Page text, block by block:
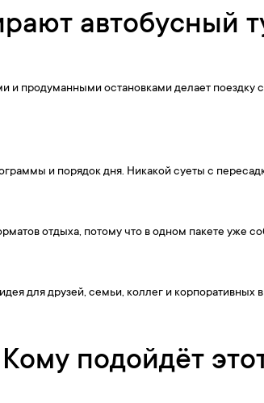
автобусный
и продуманными остановками делает
и порядок дня. Никакой суеты с
отдыха, потому что в одном пакете уже
для друзей, семьи, коллег и корпоративных
Кому подойдёт